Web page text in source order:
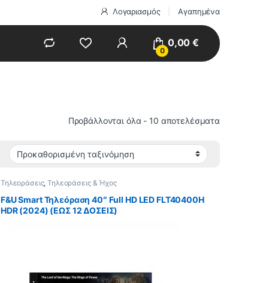
Λογαριασμός Αγαπημένα
0
0,00€
Προβάλλονται όλα - 10 αποτελέσματα
Τηλεοράσεις,Τηλεοράσεις & Ήχος
F&U Smart Τηλεόραση 40″ Full HD LED FLT40400H
HDR (2024) (ΕΩΣ 12 ΔΟΣΕΙΣ)